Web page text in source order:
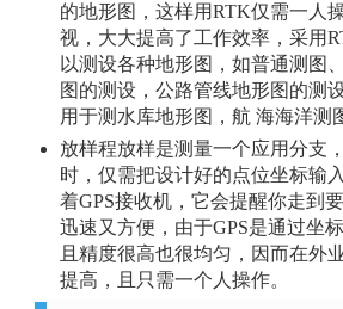
的地形图，这样用RTK仅需一人
视，大大提高了工作效率，采用
以测设各种地形图，如普通测图
图的测设，公路管线地形图的测
用于测水库地形图，航 海海洋测
放样程放样是测量一个应用分支
时，仅需把设计好的点位坐标输
着GPS接收机，它会提醒你走到
迅速又方便，由于GPS是通过坐
且精度很高也很均匀，因而在外
提高，且只需一个人操作。